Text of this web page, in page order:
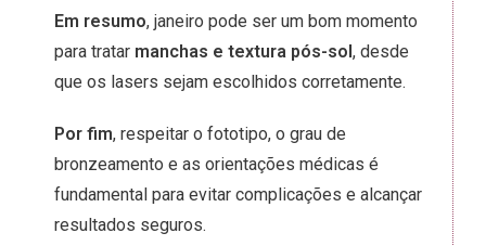
Em resumo, janeiro pode ser um bom momento
para tratar manchas e textura pós-sol, desde
que os lasers sejam escolhidos corretamente.
Por fim, respeitar o fototipo, o grau de
bronzeamento e as orientações médicas é
fundamental para evitar complicações e alcançar
resultados seguros.